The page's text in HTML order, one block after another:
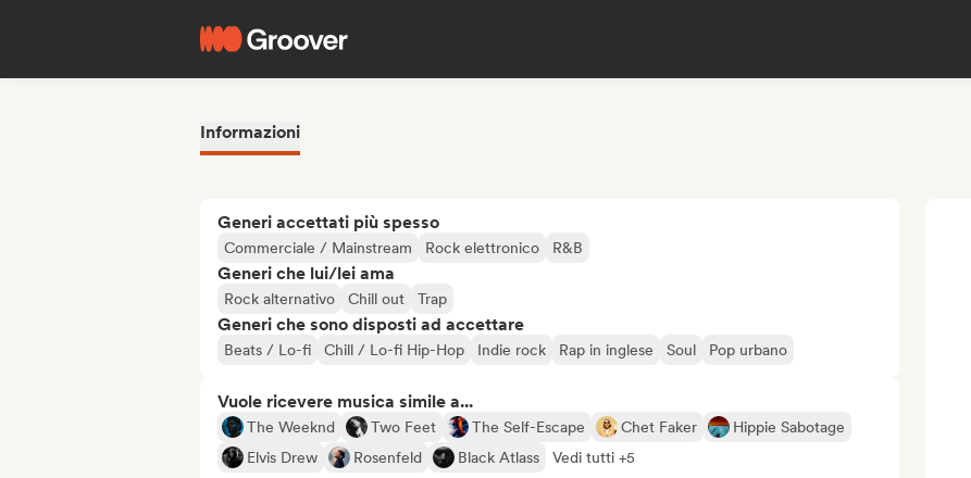
Informazioni
Generi accettati più spesso
Commerciale / Mainstream Rock elettronico R&B
Generi che lui/lei ama
Rock alternativo Chill out Trap
Generi che sono disposti ad accettare
Beats / Lo-fi Chill / Lo-fi Hip-Hop Indie rock Rap in inglese Soul Pop urbano
Vuole ricevere musica simile a...
The Weeknd Two Feet The Self-Escape Chet Faker
Hippie Sabotage
Elvis Drew
Rosenfeld Black Atlass Vedi tutti +5